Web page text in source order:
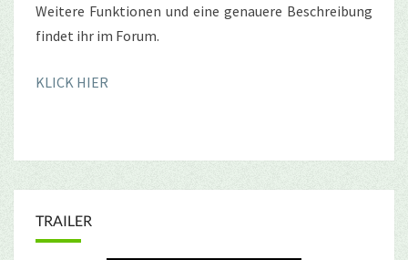
Weitere Funktionen und eine genauere Beschreibung
findet ihr im Forum.
KLICK HIER
TRAILER